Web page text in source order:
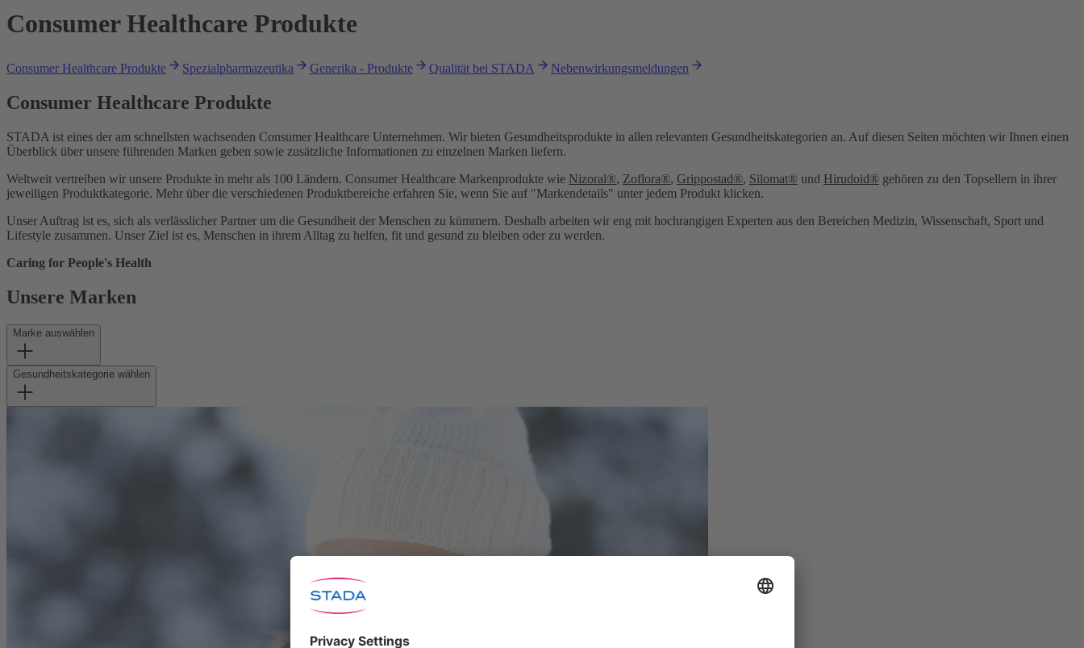
Consumer Healthcare Produkte
Consumer Healthcare Produkte Spezialpharmazeutika Generika - Produkte Qualität bei STADA Nebenwirkungsmeldungen
Consumer Healthcare Produkte
STADA ist eines der am schnellsten wachsenden Consumer Healthcare Unternehmen. Wir bieten Gesundheitsprodukte in allen relevanten Gesundheitskategorien an. Auf diesen Seiten möchten wir Ihnen einen
Überblick über unsere führenden Marken geben sowie zusätzliche Informationen zu einzelnen Marken liefern.
Weltweit vertreiben wir unsere Produkte in mehr als 100 Ländern. Consumer Healthcare Markenprodukte wie Nizoral®, Zoflora®, Grippostad®, Silomat® und Hirudoid® gehören zu den Topsellern in ihrer
jeweiligen Produktkategorie. Mehr über die verschiedenen Produktbereiche erfahren Sie, wenn Sie auf "Markendetails" unter jedem Produkt klicken.
Unser Auftrag ist es, sich als verlässlicher Partner um die Gesundheit der Menschen zu kümmern. Deshalb arbeiten wir eng mit hochrangigen Experten aus den Bereichen Medizin, Wissenschaft, Sport und
Lifestyle zusammen. Unser Ziel ist es, Menschen in ihrem Alltag zu helfen, fit und gesund zu bleiben oder zu werden.
Caring for People's Health
Unsere Marken
Marke auswählen
Gesundheitskategorie wählen